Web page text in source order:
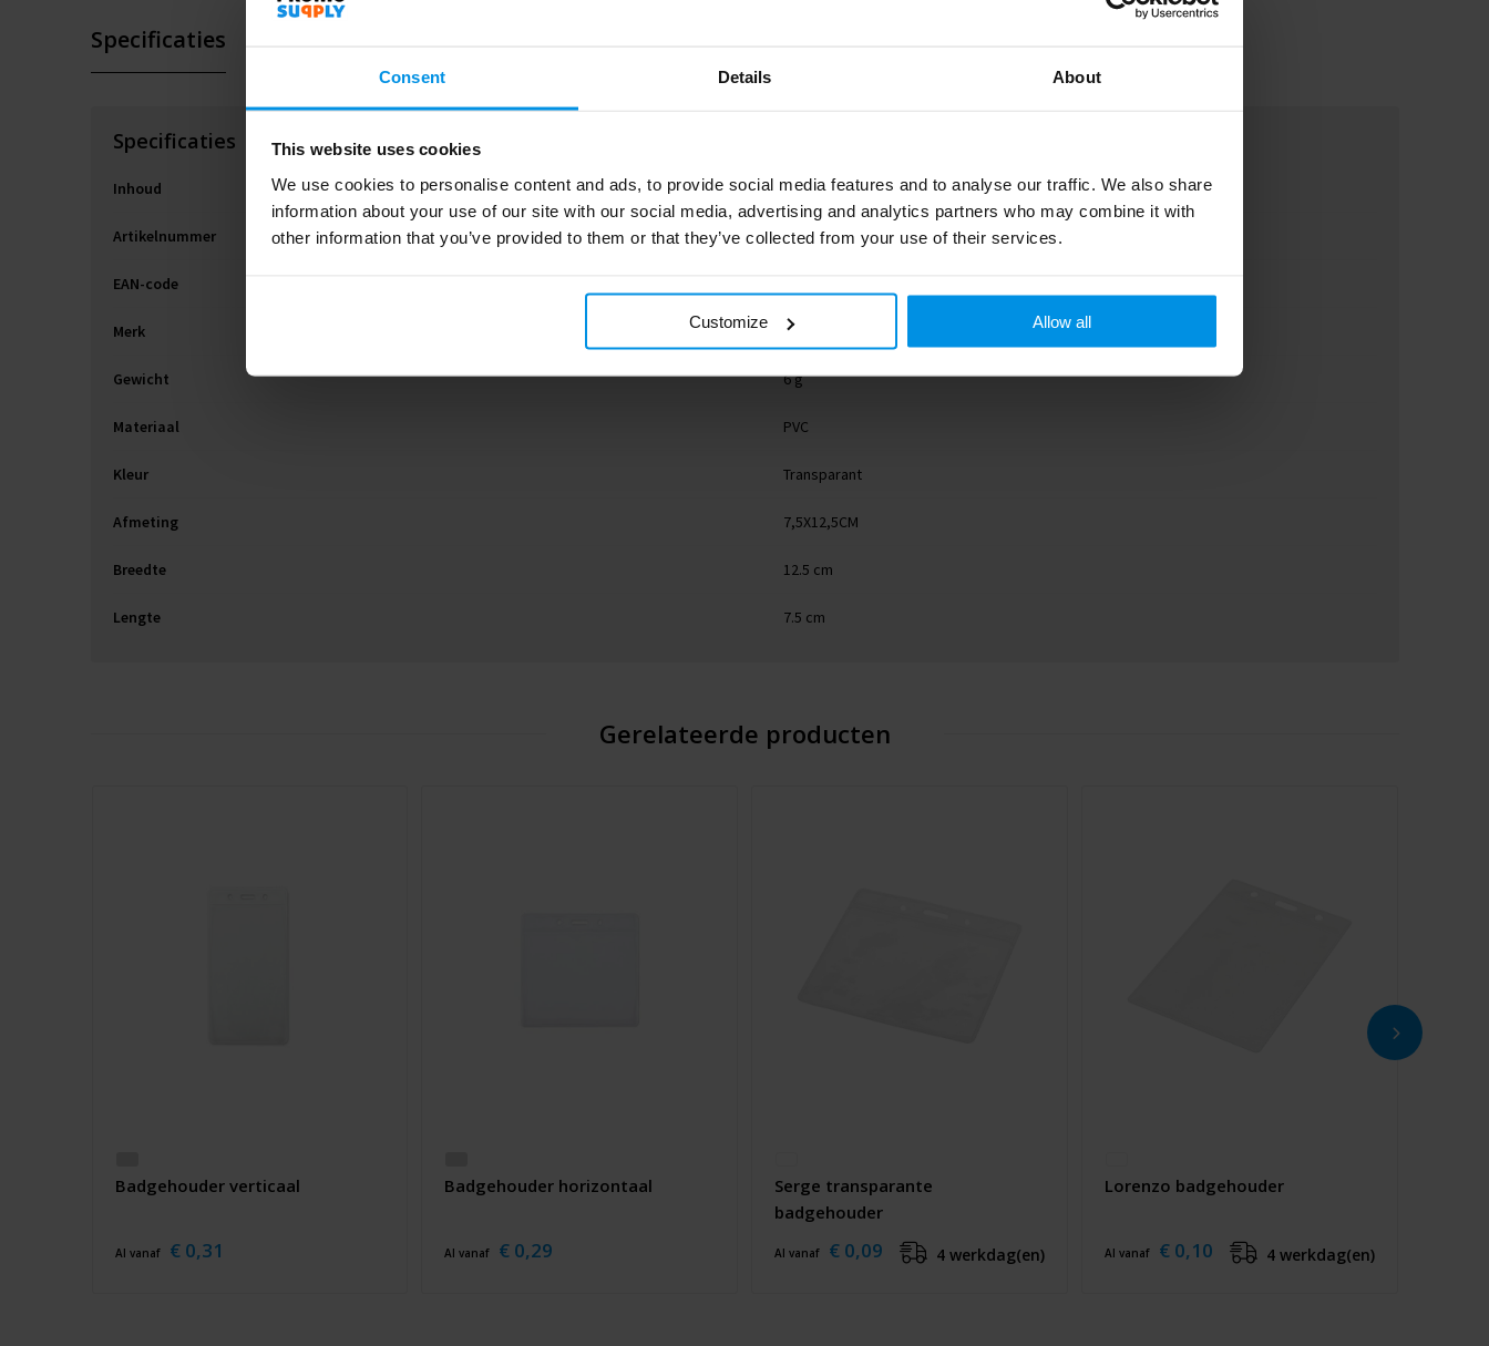
Consent Details About
This website uses cookies
We use cookies to personalise content and ads, to provide social media features and to analyse our traffic. We also share
information about your use of our site with our social media, advertising and analytics partners who may combine it with
other information that you’ve provided to them or that they’ve collected from your use of their services.
Customize Allow all
Specificaties
Specificaties
Inhoud 0.008
Artikelnummer MO8600-22
EAN-code
Merk midocean
Gewicht 6 g
Materiaal PVC
Kleur Transparant
Afmeting 7,5X12,5CM
Breedte 12.5 cm
Lengte 7.5 cm
Gerelateerde producten
Badgehouder verticaal
Al vanaf € 0,31
Badgehouder horizontaal
Al vanaf € 0,29
Serge transparante
badgehouder
Al vanaf € 0,09 4 werkdag(en)
Lorenzo badgehouder
Al vanaf € 0,10 4 werkdag(en)